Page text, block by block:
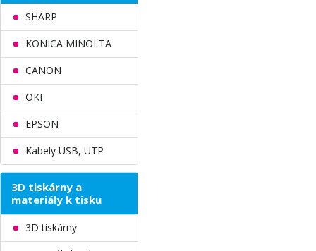
SHARP
KONICA MINOLTA
CANON
OKI
EPSON
Kabely USB, UTP
3D tiskárny a
materiály k tisku
3D tiskárny